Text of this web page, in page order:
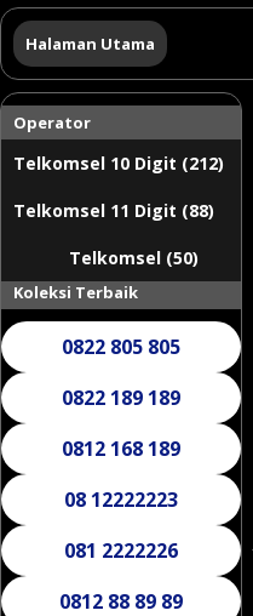
Halaman Utama
Operator
Telkomsel 10 Digit (212)
Telkomsel 11 Digit (88)
Telkomsel (50)
Koleksi Terbaik
0822 805 805
0822 189 189
0812 168 189
08 12222223
081 2222226
0812 88 89 89